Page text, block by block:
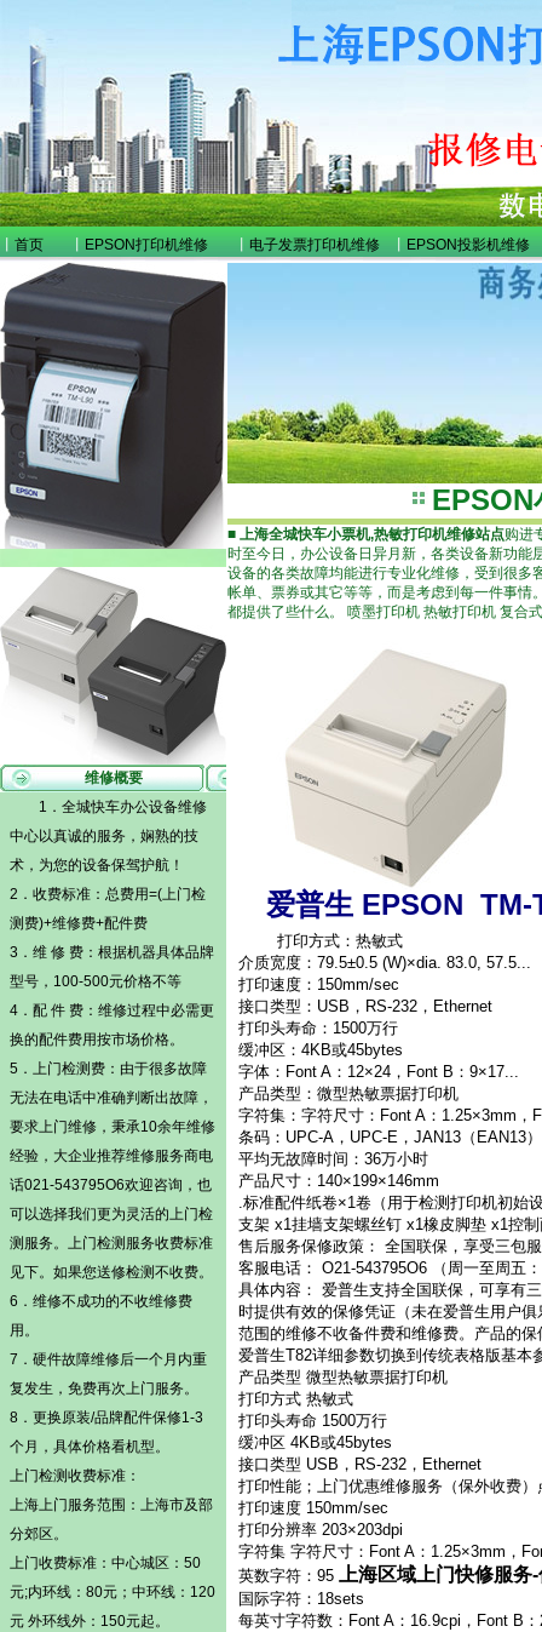
首页 EPSON打印机维修 电子发票打印机维修 EPSON投影机维修
维修概要
1．全城快车办公设备维修
中心以真诚的服务，娴熟的技
术，为您的设备保驾护航！
2．收费标准：总费用=(上门检
测费)+维修费+配件费
3．维 修 费：根据机器具体品牌
型号，100-500元价格不等
4．配 件 费：维修过程中必需更
换的配件费用按市场价格。
5． 上门检测费 ：由于很多故障
无法在电话中准确判断出故障，
要求上门维修，秉承10余年维修
经验，大企业推荐维修服务商电
话021-543795O6欢迎咨询，也
可以选择我们更为灵活的上门检
测 服务。 上门检测 服务收费标准
见下。如果您送修检测不收费。
6．维修不成功的不收维修费
用。
7．硬件故障维修后一个月内重
复发生，免费再次上门服务。
8．更换原装/品牌配件保修1-3
个月，具体价格看机型。
上门检测收费标准：
上海上门服务范围：上海市及部
分郊区。
上门收费标准：中心城区：50
元;内环线：80元；中环线：120
元 外环线外：150元起。
■ 上海全城快车小票机,热敏打印机维修站点购进
时至今日，办公设备日异月新，各类设备新功
设备的各类故障均能进行专业化维修，受到很多
帐单、票券或其它等等，而是考虑到每一件事情
都提供了些什么。 喷墨打印机 热敏打印机 复合
爱普生 EPSON TM-
打印方式：热敏式
介质宽度：79.5±0.5 (W)×dia. 83.0, 57.5...
打印速度：150mm/sec
接口类型：USB，RS-232，Ethernet
打印头寿命：1500万行
缓冲区：4KB或45bytes
字体：Font A：12×24，Font B：9×17...
产品类型：微型热敏票据打印机
字符集：字符尺寸：Font A：1.25×3mm，
条码：UPC-A，UPC-E，JAN13（EAN13
平均无故障时间：36万小时
产品尺寸：140×199×146mm
.标准配件纸卷×1卷（用于检测打印机初始
支架 x1挂墙支架螺丝钉 x1橡皮脚垫 x1控
售后服务保修政策： 全国联保，享受三包
客服电话： O21-543795O6 （周一至周五
具体内容： 爱普生支持全国联保，可享有
时提供有效的保修凭证（未在爱普生用户
范围的维修不收备件费和维修费。产品的
爱普生T82详细参数切换到传统表格版基本
产品类型 微型热敏票据打印机
打印方式 热敏式
打印头寿命 1500万行
缓冲区 4KB或45bytes
接口类型 USB，RS-232，Ethernet
打印性能；上门优惠维修服务（保外收费
打印速度 150mm/sec
打印分辨率 203×203dpi
字符集 字符尺寸：Font A：1.25×3mm，
英数字符：95
上海区域上门快修服
国际字符：18sets
每英寸字符数：Font A：16.9cpi，Font B